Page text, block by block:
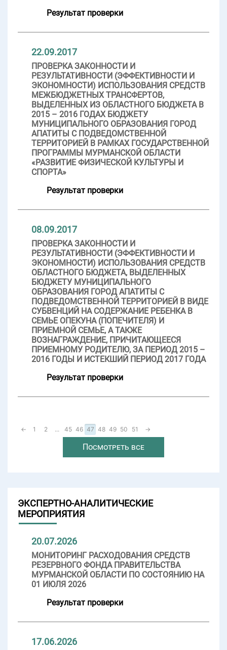
Результат проверки
22.09.2017
ПРОВЕРКА ЗАКОННОСТИ И
РЕЗУЛЬТАТИВНОСТИ (ЭФФЕКТИВНОСТИ И
ЭКОНОМНОСТИ) ИСПОЛЬЗОВАНИЯ СРЕДСТВ
МЕЖБЮДЖЕТНЫХ ТРАНСФЕРТОВ,
ВЫДЕЛЕННЫХ ИЗ ОБЛАСТНОГО БЮДЖЕТА В
2015 – 2016 ГОДАХ БЮДЖЕТУ
МУНИЦИПАЛЬНОГО ОБРАЗОВАНИЯ ГОРОД
АПАТИТЫ С ПОДВЕДОМСТВЕННОЙ
ТЕРРИТОРИЕЙ В РАМКАХ ГОСУДАРСТВЕННОЙ
ПРОГРАММЫ МУРМАНСКОЙ ОБЛАСТИ
«РАЗВИТИЕ ФИЗИЧЕСКОЙ КУЛЬТУРЫ И
СПОРТА»
Результат проверки
08.09.2017
ПРОВЕРКА ЗАКОННОСТИ И
РЕЗУЛЬТАТИВНОСТИ (ЭФФЕКТИВНОСТИ И
ЭКОНОМНОСТИ) ИСПОЛЬЗОВАНИЯ СРЕДСТВ
ОБЛАСТНОГО БЮДЖЕТА, ВЫДЕЛЕННЫХ
БЮДЖЕТУ МУНИЦИПАЛЬНОГО
ОБРАЗОВАНИЯ ГОРОД АПАТИТЫ С
ПОДВЕДОМСТВЕННОЙ ТЕРРИТОРИЕЙ В ВИДЕ
СУБВЕНЦИЙ НА СОДЕРЖАНИЕ РЕБЕНКА В
СЕМЬЕ ОПЕКУНА (ПОПЕЧИТЕЛЯ) И
ПРИЕМНОЙ СЕМЬЕ, А ТАКЖЕ
ВОЗНАГРАЖДЕНИЕ, ПРИЧИТАЮЩЕЕСЯ
ПРИЕМНОМУ РОДИТЕЛЮ, ЗА ПЕРИОД 2015 –
2016 ГОДЫ И ИСТЕКШИЙ ПЕРИОД 2017 ГОДА
Результат проверки
← 1 2 ... 45 46 47 48 49 50 51 →
Посмотреть все
ЭКСПЕРТНО-АНАЛИТИЧЕСКИЕ
МЕРОПРИЯТИЯ
20.07.2026
МОНИТОРИНГ РАСХОДОВАНИЯ СРЕДСТВ
РЕЗЕРВНОГО ФОНДА ПРАВИТЕЛЬСТВА
МУРМАНСКОЙ ОБЛАСТИ ПО СОСТОЯНИЮ НА
01 ИЮЛЯ 2026
Результат проверки
17.06.2026